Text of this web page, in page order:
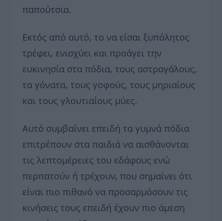
παπούτσια.
Εκτός από αυτό, το να είσαι ξυπόλητος
τρέφει, ενισχύει και προάγει την
ευκινησία στα πόδια, τους αστραγάλους,
τα γόνατα, τους γοφούς, τους μηριαίους
και τους γλουτιαίους μύες.
Αυτό συμβαίνει επειδή τα γυμνά πόδια
επιτρέπουν στα παιδιά να αισθάνονται
τις λεπτομέρειες του εδάφους ενώ
περπατούν ή τρέχουν, που σημαίνει ότι
είναι πιο πιθανό να προσαρμόσουν τις
κινήσεις τους επειδή έχουν πιο άμεση